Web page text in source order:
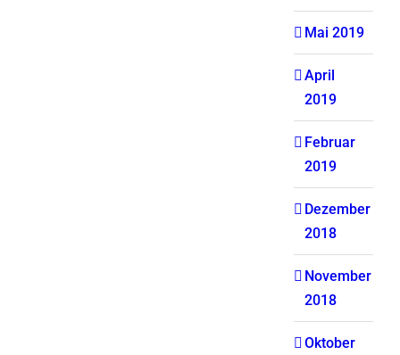
Mai 2019
April
2019
Februar
2019
Dezember
2018
November
2018
Oktober